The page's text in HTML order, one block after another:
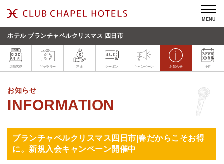
MENU
ホテル ブランチャペルクリスマス 四日市
店舗TOP ギャラリー 料金 クーポン キャンペーン お知らせ 予約
お知らせ
ブランチャペルクリスマス四日市|春だからこそお得
に。新規入会キャンペーン開催中